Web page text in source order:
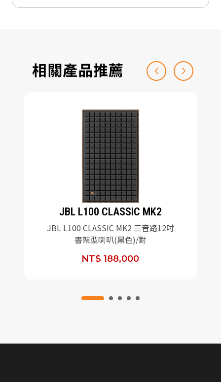
相關產品推薦
JBL L100 CLASSIC MK2
JBL L100 CLASSIC MK2 三音路12吋
書架型喇叭(黑色)/對
NT$ 188,000